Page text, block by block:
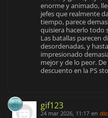
enorme y animado,
jefes que realmente
tiempo, parece
quisiera hacerlo todo
Las batallas parecen
desordenadas, y
impresionado
mejor y de lo peor.
descuento en la PS
gif123
24 mar 2026, 11:17 en